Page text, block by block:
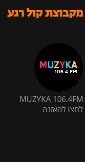
מקבוצת קול רגע
MUZYKA 106.4FM
לחצו להאזנה